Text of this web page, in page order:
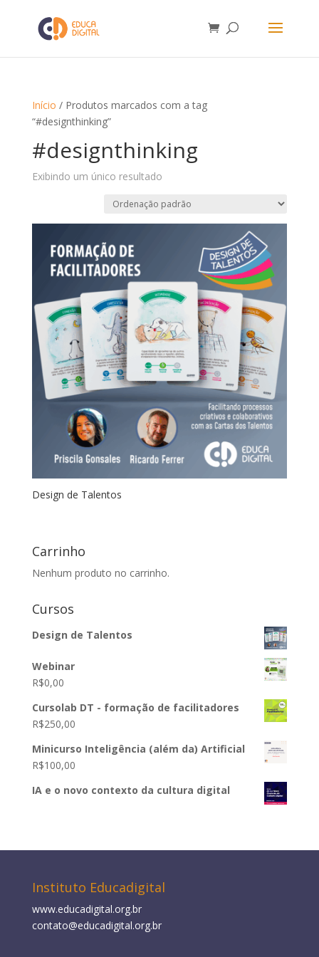
Início / Produtos marcados com a tag
“#designthinking”
#designthinking
Exibindo um único resultado
Design de Talentos
Carrinho
Nenhum produto no carrinho.
Cursos
Design de Talentos
Webinar
R$0,00
Cursolab DT - formação de facilitadores
R$250,00
Minicurso Inteligência (além da) Artificial
R$100,00
IA e o novo contexto da cultura digital
Instituto Educadigital
www.educadigital.org.br
contato@educadigital.org.br